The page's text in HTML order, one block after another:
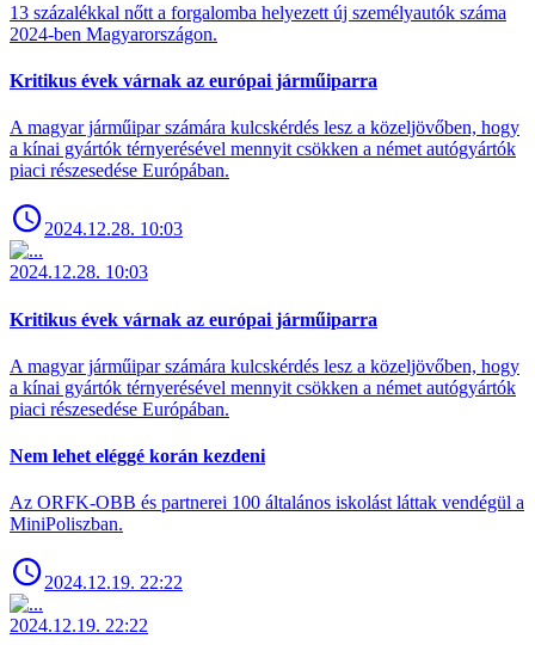
13 százalékkal nőtt a forgalomba helyezett új személyautók száma
2024-ben Magyarországon.
Kritikus évek várnak az európai járműiparra
A magyar járműipar számára kulcskérdés lesz a közeljövőben, hogy
a kínai gyártók térnyerésével mennyit csökken a német autógyártók
piaci részesedése Európában.
2024.12.28. 10:03
2024.12.28. 10:03
Kritikus évek várnak az európai járműiparra
A magyar járműipar számára kulcskérdés lesz a közeljövőben, hogy
a kínai gyártók térnyerésével mennyit csökken a német autógyártók
piaci részesedése Európában.
Nem lehet eléggé korán kezdeni
Az ORFK-OBB és partnerei 100 általános iskolást láttak vendégül a
MiniPoliszban.
2024.12.19. 22:22
2024.12.19. 22:22